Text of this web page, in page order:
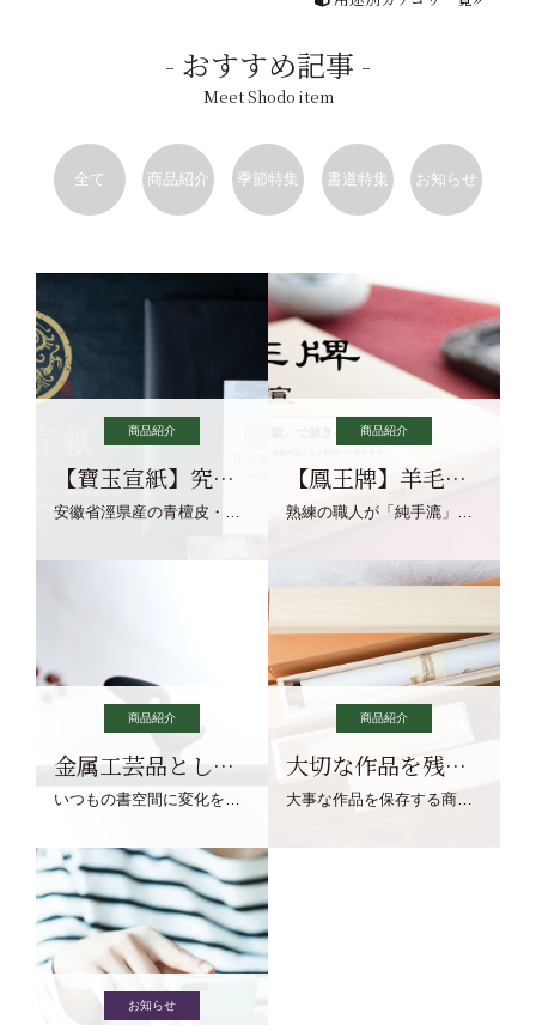
おすすめ記事
Meet Shodo item
全て 商品紹介 季節特集 書道特集 お知らせ
商品紹介
【寶玉宣紙】究極の純粋な宣紙を目指す寶玉宣紙
商品紹介
【鳳王牌】羊毛筆×濃墨での揮毫に最適な宣紙系画仙紙
商品紹介
金属工芸品としての文鎮
商品紹介
大切な作品を残す作品保存商品
お知らせ